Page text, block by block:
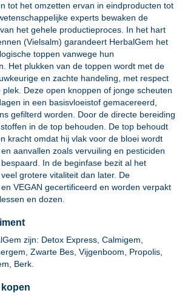
tot het omzetten ervan in eindproducten tot
experts bewaken de
het gehele productieproces. In het hart
(Vielsalm) garandeert HerbalGem het
toppen vanwege hun
Het plukken van de toppen wordt met de
en zachte handeling, met respect
Deze open knoppen of jonge scheuten
in een basisvloeistof gemacereerd,
gefilterd worden. Door de directe bereiding
in de top behouden. De top behoudt
kracht omdat hij vlak voor de bloei wordt
aanvallen zoals vervuiling en pesticiden
In de beginfase bezit al het
grotere vitaliteit dan later. De
VEGAN gecertificeerd en worden verpakt
en dozen.
zijn: Detox Express, Calmigem,
Zwarte Bes, Vijgenboom, Propolis,
Berk.
kopen